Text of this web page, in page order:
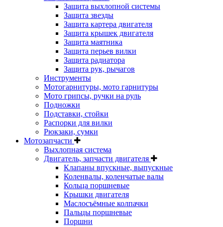
Защита выхлопной системы
Защита звезды
Защита картера двигателя
Защита крышек двигателя
Защита маятника
Защита перьев вилки
Защита радиатора
Защита рук, рычагов
Инструменты
Мотогарнитуры, мото гарнитуры
Мото грипсы, ручки на руль
Подножки
Подставки, стойки
Распорки для вилки
Рюкзаки, сумки
Мотозапчасти
Выхлопная система
Двигатель, запчасти двигателя
Клапаны впускные, выпускные
Коленвалы, коленчатые валы
Кольца поршневые
Крышки двигателя
Маслосъёмные колпачки
Пальцы поршневые
Поршни